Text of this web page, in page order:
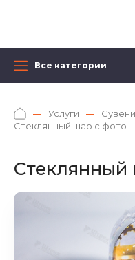
Все категории
Услуги
Стеклянный шар с фото
Стеклянный